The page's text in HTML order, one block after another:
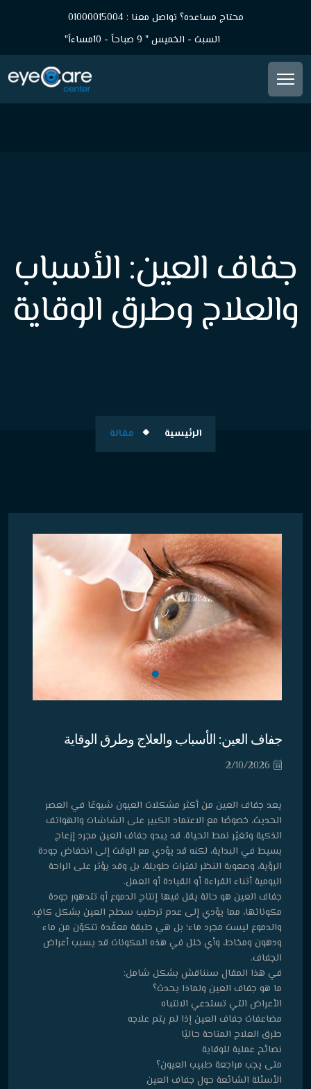
محتاج مساعده؟ تواصل معنا : 01000015004
السبت - الخميس " 9 صباحاً - 10مساءاً"
جفاف العين: الأسباب
والعلاج وطرق الوقاية
الرئيسية مقالة
جفاف العين: الأسباب والعلاج وطرق الوقاية
2/10/2026
يعد جفاف العين من أكثر مشكلات العيون شيوعًا في العصر
الحديث، خصوصًا مع الاعتماد الكبير على الشاشات والهواتف
الذكية وتغيّر نمط الحياة. قد يبدو جفاف العين مجرد إزعاج
بسيط في البداية، لكنه قد يؤدي مع الوقت إلى انخفاض جودة
الرؤية، وصعوبة النظر لفترات طويلة، بل وقد يؤثر على الراحة
اليومية أثناء القراءة أو القيادة أو العمل.
جفاف العين هو حالة يقل فيها إنتاج الدموع أو تتدهور جودة
مكوناتها، مما يؤدي إلى عدم ترطيب سطح العين بشكل كافٍ.
والدموع ليست مجرد ماء؛ بل هي طبقة معقّدة تتكوّن من ماء
ودهون ومخاط، وأي خلل في هذه المكونات قد يسبب أعراض
الجفاف.
في هذا المقال سنناقش بشكل شامل:
ما هو جفاف العين ولماذا يحدث؟
الأعراض التي تستدعي الانتباه
مضاعفات جفاف العين إذا لم يتم علاجه
طرق العلاج المتاحة حاليًا
نصائح عملية للوقاية
متى يجب مراجعة طبيب العيون؟
الأسئلة الشائعة حول جفاف العين